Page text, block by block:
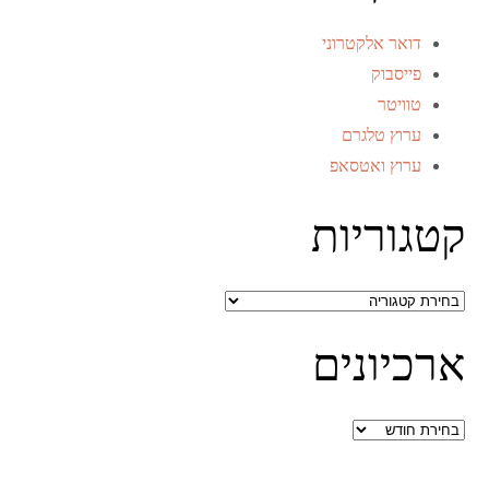
דואר אלקטרוני
פייסבוק
טוויטר
ערוץ טלגרם
ערוץ ואטסאפ
קטגוריות
קטגוריות
ארכיונים
ארכיונים